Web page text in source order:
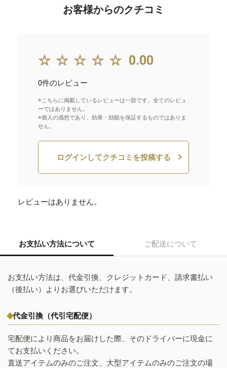
お客様からのクチコミ
☆☆☆☆☆ 0.00
0件のレビュー
※こちらに掲載しているレビューは一部です。全てのレビュ
ーではありません。
※個人の感想であり、効果・効能を保証するものではありま
せん。
ログインしてクチコミを投稿する
レビューはありません。
お支払い方法について ご配送について
お支払い方法は、代金引換、クレジットカード、請求書払い
（後払い）よりお選びいただけます。
代金引換（代引宅配便）
宅配便により商品をお届けした際、そのドライバーに現金に
てお支払いください。
直送アイテムのみのご注文、大型アイテムのみのご注文の場